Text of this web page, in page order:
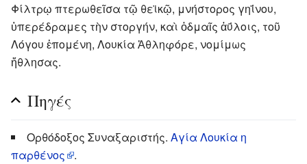
Φίλτρῳ πτερωθεῖσα τῷ θεϊκῷ, μνήστορος γηΐνου,
ὑπερέδραμες τὴν στοργήν, καὶ ὀδμαῖς ἀΰλοις, τοῦ
Λόγου ἑπομένη, Λουκία Ἀθληφόρε, νομίμως
ἤθλησας.
Πηγές
Ορθόδοξος Συναξαριστής. Αγία Λουκία η
παρθένος
.